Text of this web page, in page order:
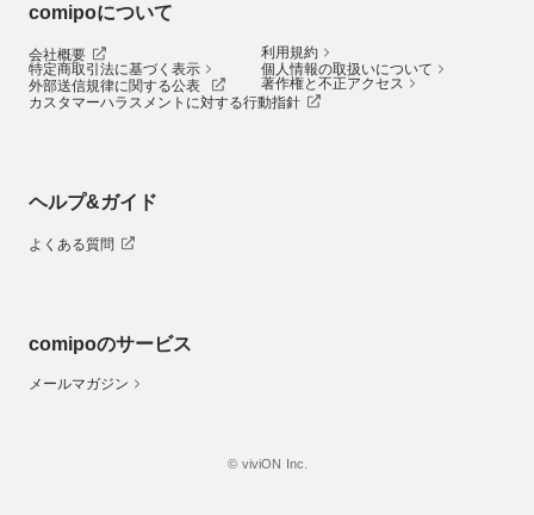
comipoについて
会社概要
利用規約
特定商取引法に基づく表示
個人情報の取扱いについて
外部送信規律に関する公表
著作権と不正アクセス
カスタマーハラスメントに対する行動指針
ヘルプ&ガイド
よくある質問
comipoのサービス
メールマガジン
© viviON Inc.